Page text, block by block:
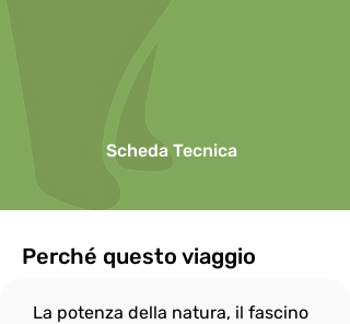
Per questioni di sicurezza l’uso di
"lente" e per questo
necessario, per attendere eventuali
Scheda Tecnica
Perché questo viaggio
La potenza della natura, il fascino